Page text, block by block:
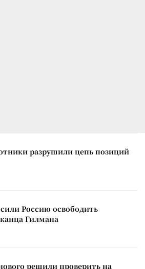
разрушили цепь позиций
Россию освободить
Гилмана
решили проверить на